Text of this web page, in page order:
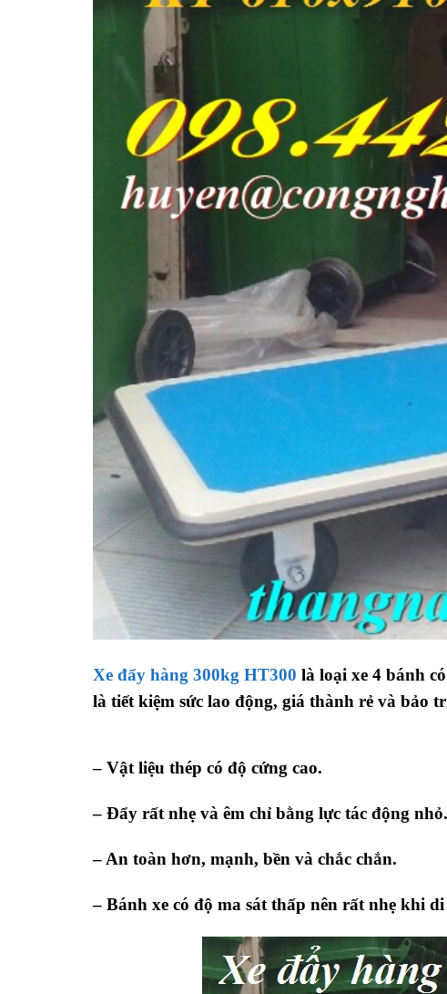
Xe đẩy hàng 300kg HT300 là loại xe 4 bánh
là tiết kiệm sức lao động, giá thành rẻ và bảo
– Vật liệu thép có độ cứng cao.
– Đẩy rất nhẹ và êm chỉ bằng lực tác động nhỏ.
– An toàn hơn, mạnh, bền và chắc chắn.
– Bánh xe có độ ma sát thấp nên rất nhẹ khi